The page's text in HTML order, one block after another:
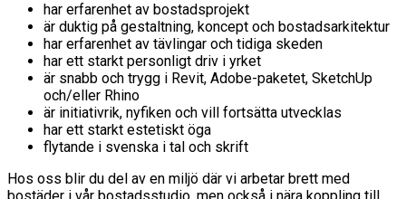
har erfarenhet av bostadsprojekt
är duktig på gestaltning, koncept och bostadsarkitektur
har erfarenhet av tävlingar och tidiga skeden
har ett starkt personligt driv i yrket
är snabb och trygg i Revit, Adobe-paketet, SketchUp
och/eller Rhino
är initiativrik, nyfiken och vill fortsätta utvecklas
har ett starkt estetiskt öga
flytande i svenska i tal och skrift
Hos oss blir du del av en miljö där vi arbetar brett med